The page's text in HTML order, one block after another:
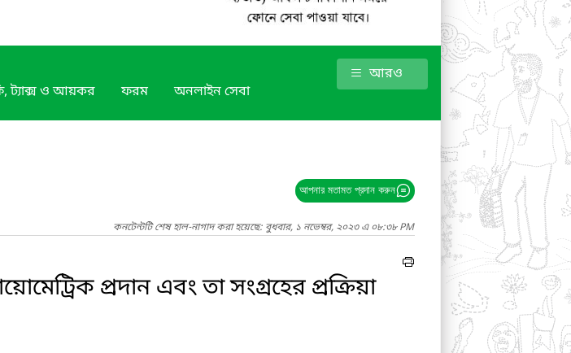
ট্যাক্স ও আয়কর ফরম অনলাইন সেবা
আরও
আপনার মতামত প্রদান করুন
কনটেন্টটি শেষ হাল-নাগাদ করা হয়েছে: বুধবার, ১ নভেম্বর, ২০২৩ এ ০৮:৩৮ PM
প্রদান এবং তা সংগ্রহের প্রক্রিয়া